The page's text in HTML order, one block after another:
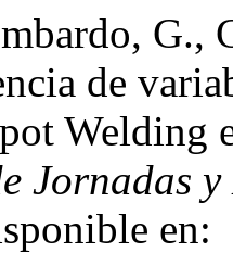
G.,
de
Welding
Jornadas
en: